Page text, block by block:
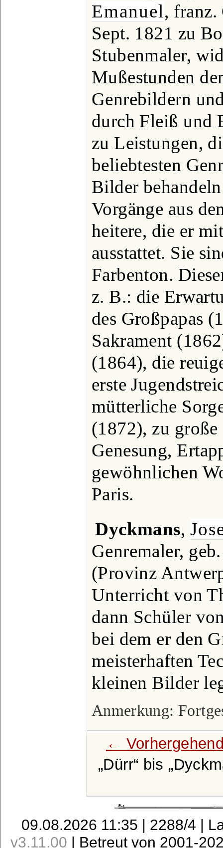
Emanuel, franz.
Sept. 1821 zu
Stubenmaler,
Mußestunden
Genrebildern
durch Fleiß und
zu Leistungen,
beliebtesten
Bilder
Vorgänge aus
heitere, die er
ausstattet. Sie
Farbenton.
z. B.: die
des Großpapas
Sakrament
(1864), die
erste
mütterliche
(1872), zu
Genesung,
gewöhnlichen
Paris.
Dyckmans,
Genremaler,
(Provinz
Unterricht von
dann Schüler
bei dem er den
meisterhaften
kleinen Bilder
Anmerkung:
←
Dürr
bis
09.08.2026 11:35 | 2288/4 |
v3.11.00 | Betreut von 2001-